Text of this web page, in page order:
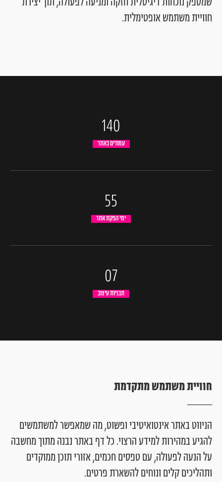
חווייתמשתמשאופטימלית.
140
עמודים באתר
55
ימי הפקת אתר
07
תבניות עיצוב
חווייתמשתמשמתקדמת
הניווטבאתראינטואיטיביופשוט,מהשמאפשרלמשתמשים
להגיעבמהירותלמידעהרצוי.כלדףבאתרנבנהמתוךמחשבה
עלהנעהלפעולה,עםטפסיםחכמים,אזוריתוכןממוקדים
ותהליכיםקליםונוחיםלהשארתפרטים.